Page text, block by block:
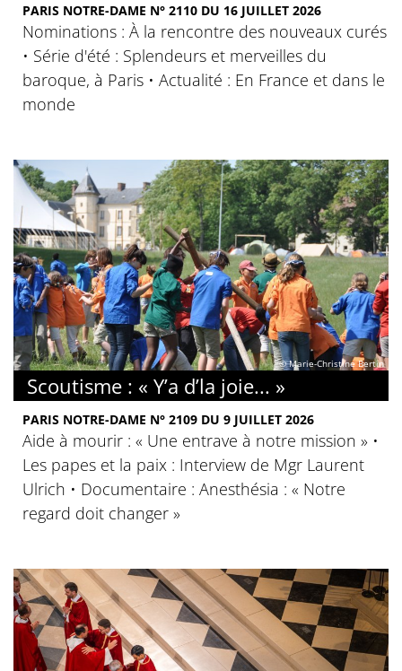
PARIS NOTRE-DAME N° 2110 DU 16 JUILLET 2026
Nominations : À la rencontre des nouveaux curés
• Série d'été : Splendeurs et merveilles du
baroque, à Paris • Actualité : En France et dans le
monde
© Marie-Christine Bertin
Scoutisme : « Y’a d’la joie... »
PARIS NOTRE-DAME N° 2109 DU 9 JUILLET 2026
Aide à mourir : « Une entrave à notre mission » •
Les papes et la paix : Interview de Mgr Laurent
Ulrich • Documentaire : Anesthésia : « Notre
regard doit changer »